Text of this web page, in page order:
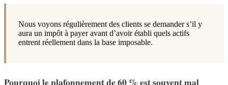
Nous voyons régulièrement des clients se demander s’il y
aura un impôt à payer avant d’avoir établi quels actifs
entrent réellement dans la base imposable.
Pourquoi le plafonnement de 60 % est souvent mal